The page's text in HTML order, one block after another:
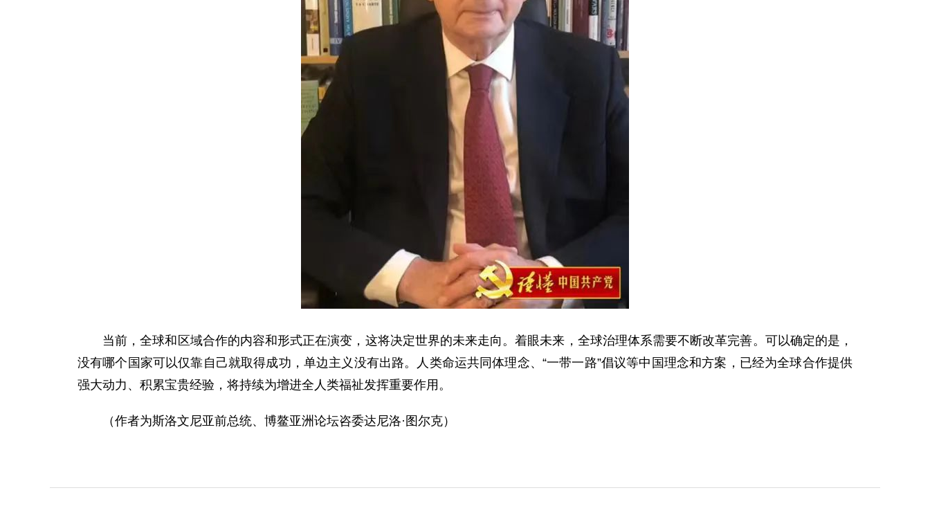
当前，全球和区域合作的内容和形式正在演变，这将决定世界的未来走向。着眼未来，全球治理体系需要不断改革完善。可以确定的是，
没有哪个国家可以仅靠自己就取得成功，单边主义没有出路。人类命运共同体理念、“一带一路”倡议等中国理念和方案，已经为全球合作提供
强大动力、积累宝贵经验，将持续为增进全人类福祉发挥重要作用。
（作者为斯洛文尼亚前总统、博鳌亚洲论坛咨委达尼洛·图尔克）